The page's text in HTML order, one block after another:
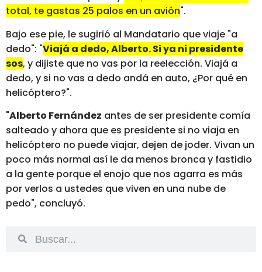
total, te gastas 25 palos en un avión".
Bajo ese pie, le sugirió al Mandatario que viaje "a
dedo": "Viajá a dedo, Alberto. Si ya ni presidente
sos, y dijiste que no vas por la reelección. Viajá a
dedo, y si no vas a dedo andá en auto, ¿Por qué en
helicóptero?".
"Alberto Fernández antes de ser presidente comía
salteado y ahora que es presidente si no viaja en
helicóptero no puede viajar, dejen de joder. Vivan un
poco más normal así le da menos bronca y fastidio
a la gente porque el enojo que nos agarra es más
por verlos a ustedes que viven en una nube de
pedo", concluyó.